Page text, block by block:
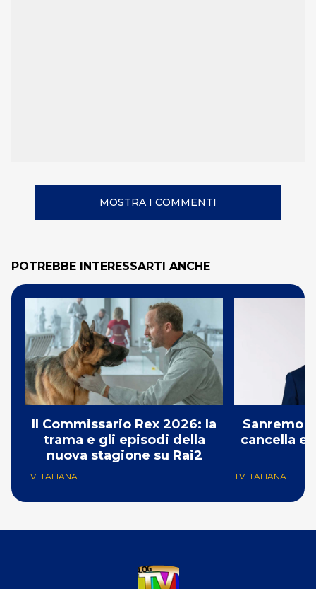
MOSTRA I COMMENTI
POTREBBE INTERESSARTI ANCHE
Il Commissario Rex 2026: la
trama e gli episodi della
nuova stagione su Rai2
TV ITALIANA
Sanremo
cancella e
TV ITALIANA